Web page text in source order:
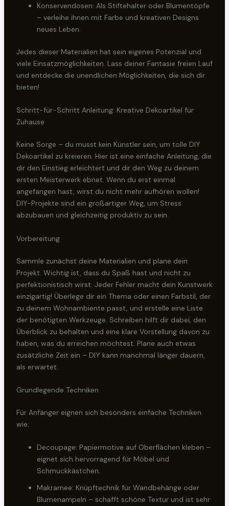
Konservendosen: Als Stiftehalter oder Blumentöpfe
– verleihe ihnen mit Farbe und kreativen Designs
neues Leben.
Jedes dieser Materialien hat sein eigenes Potenzial und
viele Einsatzmöglichkeiten. Lass deiner Fantasie freien Lauf
und entdecke die unendlichen Möglichkeiten, die sich dir
bieten!
Schritt-für-Schritt Anleitung: Kreative Dekoartikel für
Zuhause
Keine Sorge – du musst kein Künstler sein, um tolle DIY
Dekoartikel zu kreieren. Hier ist eine einfache Anleitung, die
dir den Einstieg erleichtert und dir den Weg zu deinem
ersten Meisterwerk ebnet. Wenn du erst einmal
angefangen hast, wirst du nicht mehr aufhören wollen!
DIY-Projekte sind ein großartiger Weg, um Stress
abzubauen und gleichzeitig produktiv zu sein.
Vorbereitung
Sammle zunächst deine Materialien und plane dein
Projekt. Wichtig ist, dass du Spaß hast und nicht zu
perfektionistisch wirst. Jeder Fehler macht dein Kunstwerk
einzigartig! Überlege dir ein Thema oder einen Farbstil, der
zu deinem Wohnambiente passt, und erstelle eine Liste
der benötigten Werkzeuge. Schreiben hilft dir dabei, den
Überblick zu behalten und eine klare Vorstellung davon zu
haben, was du erreichen möchtest. Plane auch etwas
zusätzliche Zeit ein – DIY kann manchmal länger dauern,
als erwartet.
Grundlegende Techniken
Für Anfänger eignen sich besonders einfache Techniken
wie:
Decoupage: Papiermotive auf Oberflächen kleben –
eignet sich hervorragend für Möbel und
Schmuckkästchen.
Makramee: Knüpftechnik für Wandbehänge oder
Blumenampeln – schafft schöne Textur und ist sehr